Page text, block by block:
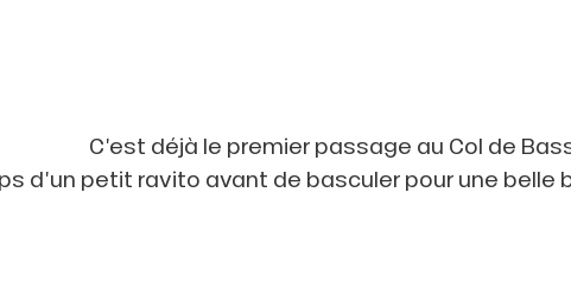
C’est déjà le premier passage au Col de
d’un petit ravito avant de basculer pour une belle